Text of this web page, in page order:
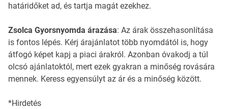
határidőket ad, és tartja magát ezekhez.
Zsolca Gyorsnyomda árazása: Az árak összehasonlítása
is fontos lépés. Kérj árajánlatot több nyomdától is, hogy
átfogó képet kapj a piaci árakról. Azonban óvakodj a túl
olcsó ajánlatoktól, mert ezek gyakran a minőség rovására
mennek. Keress egyensúlyt az ár és a minőség között.
*Hirdetés